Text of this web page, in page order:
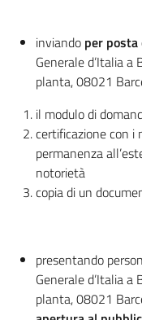
inviando per posta
Generale d’Italia a
planta, 08021
il modulo di
certificazione con i
permanenza
notorietà
copia di un
presentando
Generale d’Italia a
planta, 08021